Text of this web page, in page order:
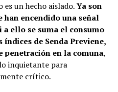
un hecho aislado.Ya son
encendido una señal
a ello se suma el consumo
índices de Senda Previene,
penetración en la comuna,
inquietante para
crítico.